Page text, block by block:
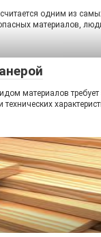
одним из
материалов,
материалов
технических